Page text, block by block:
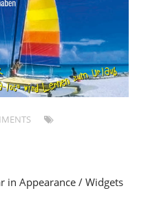
in Appearance / Widgets